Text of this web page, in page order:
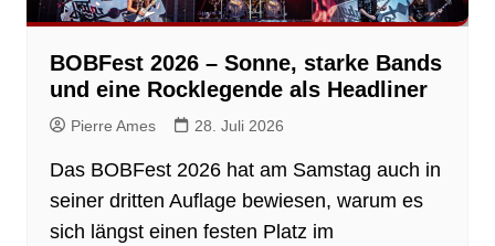
BOBFest 2026 – Sonne, starke Bands
und eine Rocklegende als Headliner
Pierre Ames 28. Juli 2026
Das BOBFest 2026 hat am Samstag auch in
seiner dritten Auflage bewiesen, warum es
sich längst einen festen Platz im